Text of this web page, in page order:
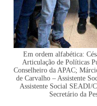
Em ordem alfabética:
Articulação de Políticas
Conselheiro da APAC;
de Carvalho – Assistente
Assistente Social SEADI/
Secretário da